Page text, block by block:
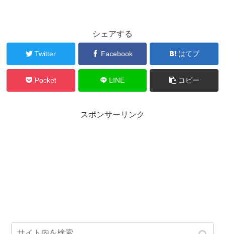
シェアする
Twitter Facebook はてブ
Pocket LINE コピー
スポンサーリンク